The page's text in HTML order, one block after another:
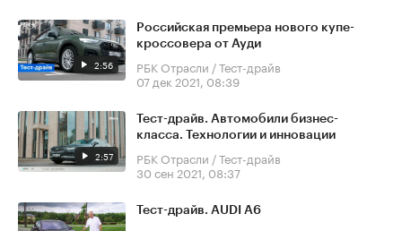
2:56
Российская премьера нового купе-
кроссовера от Ауди
РБК Отрасли / Тест-драйв
07 дек 2021, 08:39
2:57
Тест-драйв. Автомобили бизнес-
класса. Технологии и инновации
РБК Отрасли / Тест-драйв
30 сен 2021, 08:37
Тест-драйв. AUDI A6